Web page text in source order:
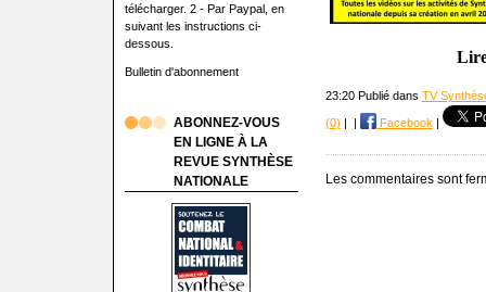
télécharger. 2 - Par Paypal, en
suivant les instructions ci-
dessous.
Bulletin d'abonnement
ABONNEZ-VOUS
EN LIGNE À LA
REVUE SYNTHÈSE
NATIONALE
23:20 Publié dans TV
(0) Facebook|
Les commentaires sont